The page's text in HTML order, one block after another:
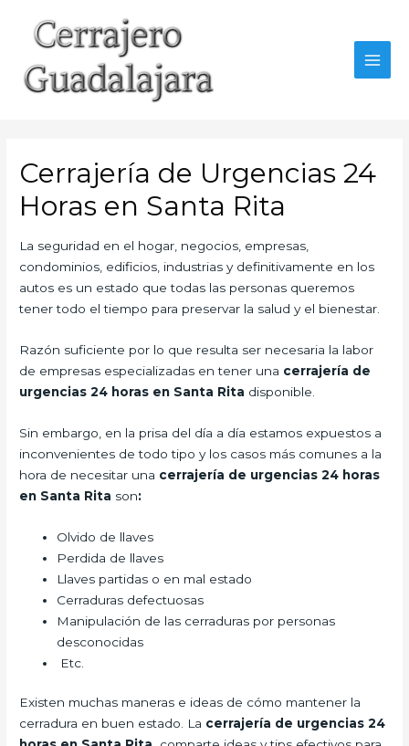
contenido
Cerrajería de Urgencias 24
Horas en Santa Rita
La seguridad en el hogar, negocios, empresas,
condominios, edificios, industrias y definitivamente en los
autos es un estado que todas las personas queremos
tener todo el tiempo para preservar la salud y el bienestar.
Razón suficiente por lo que resulta ser necesaria la labor
de empresas especializadas en tener una cerrajería de
urgencias 24 horas en Santa Rita disponible.
Sin embargo, en la prisa del día a día estamos expuestos a
inconvenientes de todo tipo y los casos más comunes a la
hora de necesitar una cerrajería de urgencias 24 horas
en Santa Rita son:
Olvido de llaves
Perdida de llaves
Llaves partidas o en mal estado
Cerraduras defectuosas
Manipulación de las cerraduras por personas
desconocidas
Etc.
Existen muchas maneras e ideas de cómo mantener la
cerradura en buen estado. La cerrajería de urgencias 24